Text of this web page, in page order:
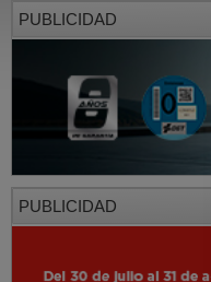
PUBLICIDAD
PUBLICIDAD